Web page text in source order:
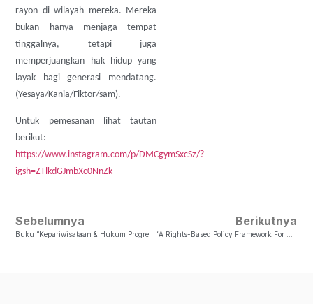
rayon di wilayah mereka. Mereka
bukan hanya menjaga tempat
tinggalnya, tetapi juga
memperjuangkan hak hidup yang
layak bagi generasi mendatang.
(Yesaya/Kania/Fiktor/sam).
Untuk pemesanan lihat tautan
berikut:
https://www.instagram.com/p/DMCgymSxcSz/?
igsh=ZTlkdGJmbXc0NnZk
Sebelumnya Berikutnya